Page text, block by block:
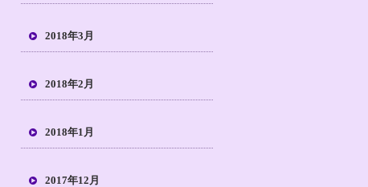
2018年3月
2018年2月
2018年1月
2017年12月